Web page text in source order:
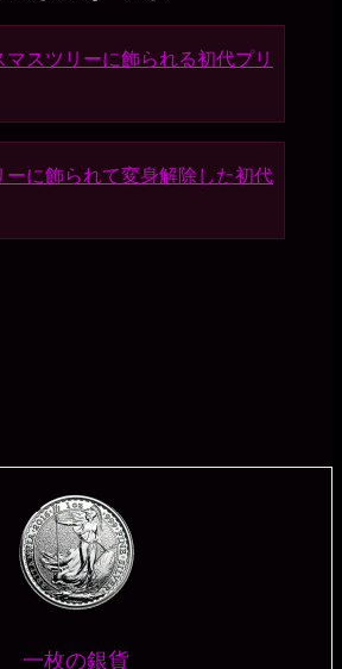
マスツリーに飾られる初代プリ
ーに飾られて変身解除した初代
一枚の銀貨